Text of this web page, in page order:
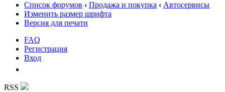
Список форумов ‹ Продажа и покупка ‹ Автосервисы
Изменить размер шрифта
Версия для печати
FAQ
Регистрация
Вход
RSS